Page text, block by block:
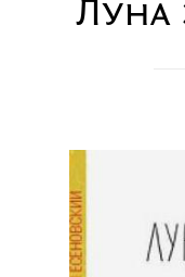
Луна